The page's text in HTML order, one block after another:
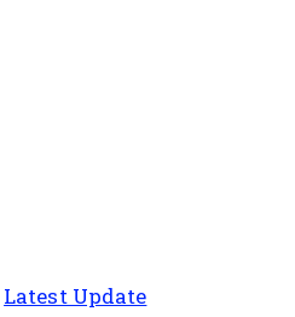
Latest Update